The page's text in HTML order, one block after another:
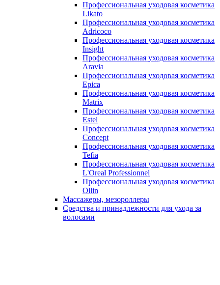
Профессиональная уходовая косметика
Likato
Профессиональная уходовая косметика
Adricoco
Профессиональная уходовая косметика
Insight
Профессиональная уходовая косметика
Aravia
Профессиональная уходовая косметика
Epica
Профессиональная уходовая косметика
Matrix
Профессиональная уходовая косметика
Estel
Профессиональная уходовая косметика
Concept
Профессиональная уходовая косметика
Tefia
Профессиональная уходовая косметика
L'Oreal Professionnel
Профессиональная уходовая косметика
Ollin
Массажеры, мезороллеры
Средства и принадлежности для ухода за
волосами